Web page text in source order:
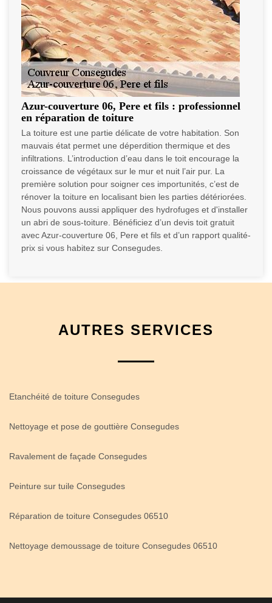
Azur-couverture 06, Pere et fils : professionnel
en réparation de toiture
La toiture est une partie délicate de votre habitation. Son
mauvais état permet une déperdition thermique et des
infiltrations. L’introduction d’eau dans le toit encourage la
croissance de végétaux sur le mur et nuit l’air pur. La
première solution pour soigner ces importunités, c’est de
rénover la toiture en localisant bien les parties détériorées.
Nous pouvons aussi appliquer des hydrofuges et d'installer
un abri de sous-toiture. Bénéficiez d’un devis toit gratuit
avec Azur-couverture 06, Pere et fils et d’un rapport qualité-
prix si vous habitez sur Consegudes.
AUTRES SERVICES
Etanchéité de toiture Consegudes
Nettoyage et pose de gouttière Consegudes
Ravalement de façade Consegudes
Peinture sur tuile Consegudes
Réparation de toiture Consegudes 06510
Nettoyage demoussage de toiture Consegudes 06510